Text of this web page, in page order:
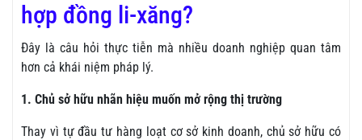
hợp đồng li-xăng?
Đây là câu hỏi thực tiễn mà nhiều doanh nghiệp quan tâm
hơn cả khái niệm pháp lý.
1. Chủ sở hữu nhãn hiệu muốn mở rộng thị trường
Thay vì tự đầu tư hàng loạt cơ sở kinh doanh, chủ sở hữu có